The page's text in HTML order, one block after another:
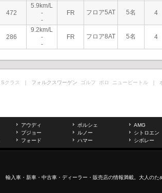
472
5.9km/L
-
-
FR フロア5AT 5名 4
286
9.2km/L
-
-
FR フロア8AT 5名 4
Sクラス ｜ フォルクスワーゲン ゴルフ ポロ ニュービートル ｜
アウディ ポルシェ AMG
プジョー ルノー シトロエン
フォード ハマー シボレー
輸入車 ・新車・ 中古車 ・ディーラー・販売店の情報満載。大人の